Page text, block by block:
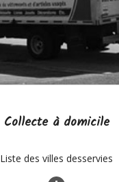
Collecte à domicile
Liste des villes desservies